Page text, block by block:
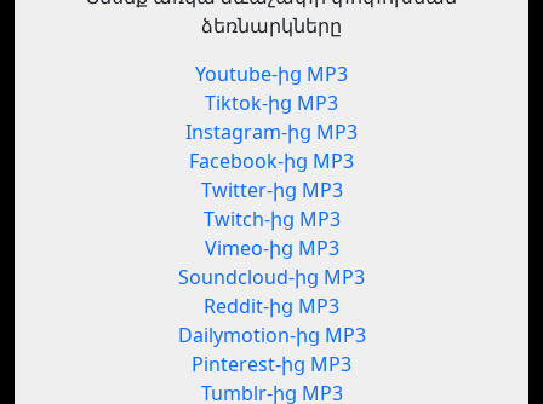
ձեռնարկները
Youtube-ից MP3
Tiktok-ից MP3
Instagram-ից MP3
Facebook-ից MP3
Twitter-ից MP3
Twitch-ից MP3
Vimeo-ից MP3
Soundcloud-ից MP3
Reddit-ից MP3
Dailymotion-ից MP3
Pinterest-ից MP3
Tumblr-ից MP3